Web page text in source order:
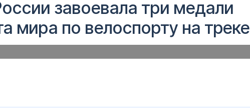
завоевала три медали
мира по велоспорту на треке